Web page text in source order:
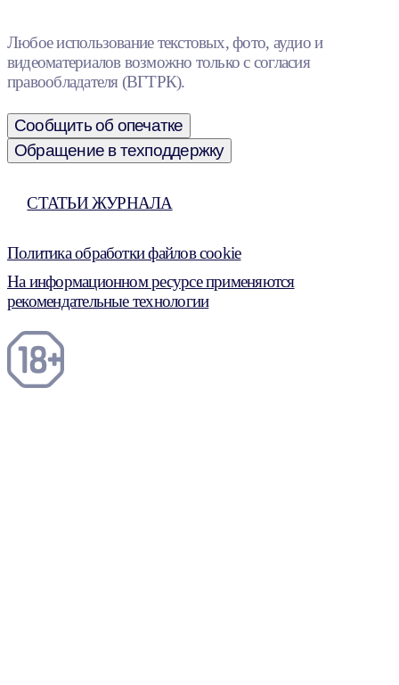
Любое использование текстовых, фото, аудио и
видеоматериалов возможно только с согласия
правообладателя (ВГТРК).
Сообщить об опечатке
Обращение в техподдержку
СТАТЬИ ЖУРНАЛА
Политика обработки файлов cookie
На информационном ресурсе применяются
рекомендательные технологии